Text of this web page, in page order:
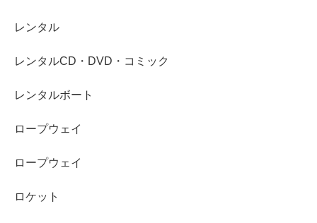
レンタル
レンタルCD・DVD・コミック
レンタルボート
ロープウェイ
ロープウェイ
ロケット